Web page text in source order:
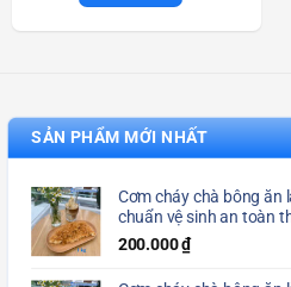
SẢN PHẨM MỚI NHẤT
Cơm cháy chà bông ăn
chuẩn vệ sinh an toàn
200.000₫